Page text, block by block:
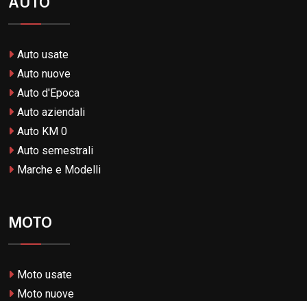
Auto usate
Auto nuove
Auto d'Epoca
Auto aziendali
Auto KM 0
Auto semestrali
Marche e Modelli
MOTO
Moto usate
Moto nuove